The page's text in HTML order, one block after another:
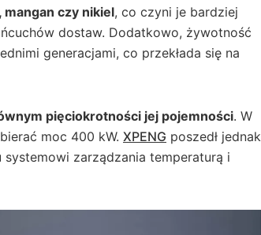
czy nikiel, co czyni je bardziej
dostaw. Dodatkowo, żywotność
generacjami, co przekłada się na
pięciokrotności jej pojemności. W
moc 400 kW. XPENG poszedł jednak
zarządzania temperaturą i